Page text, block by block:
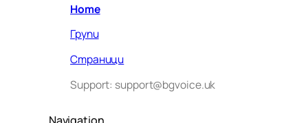
Home
Групи
Страници
Support: support@bgvoice.uk